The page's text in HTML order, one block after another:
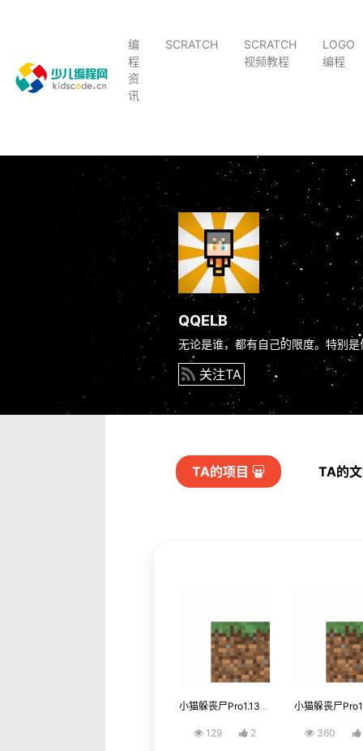
编
程
资
讯
SCRATCH
SCRATCH
视频教程
LOGO
编程
QQELB
无论是谁，都有自己的限度。特别是
关注TA
TA的项目 TA的
小猫躲丧尸Pro1.13-try-2
129 2 360